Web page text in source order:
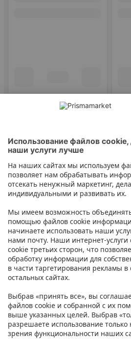
1 2
Инструкции
Условия
Prisma Konto
Язык:ETENRU